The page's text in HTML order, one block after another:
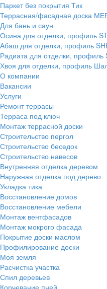
Паркет без покрытия Тик
Террасная/фасадная доска
Для бань и саун
Осина для отделки, профиль
Абаш для отделки, профиль
Радиата для отделки, профиль
Хвоя для отделки, профиль
О компании
Вакансии
Услуги
Ремонт террасы
Терраса под ключ
Монтаж террасной доски
Строительство пергол
Строительство беседок
Строительство навесов
Внутренняя отделка деревом
Наружная отделка под дерево
Укладка тика
Восстановление домов
Восстановление мебели
Монтаж вентфасадов
Монтаж мокрого фасада
Покрытие доски маслом
Профилирование доски
Моя земля
Расчистка участка
Спил деревьев